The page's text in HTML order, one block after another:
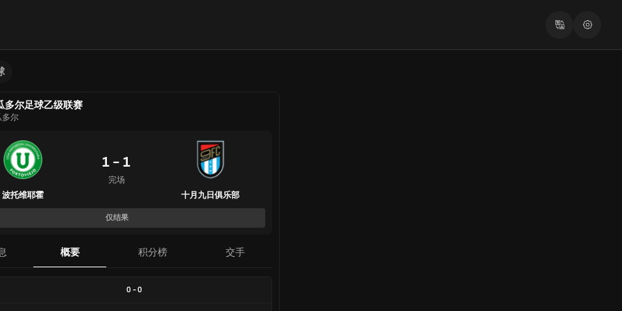
多尔足球乙级联赛
多尔
波托维耶霍
1 - 1
完场
十月九日俱乐部
仅结果
概要 积分榜 交手
0 -0